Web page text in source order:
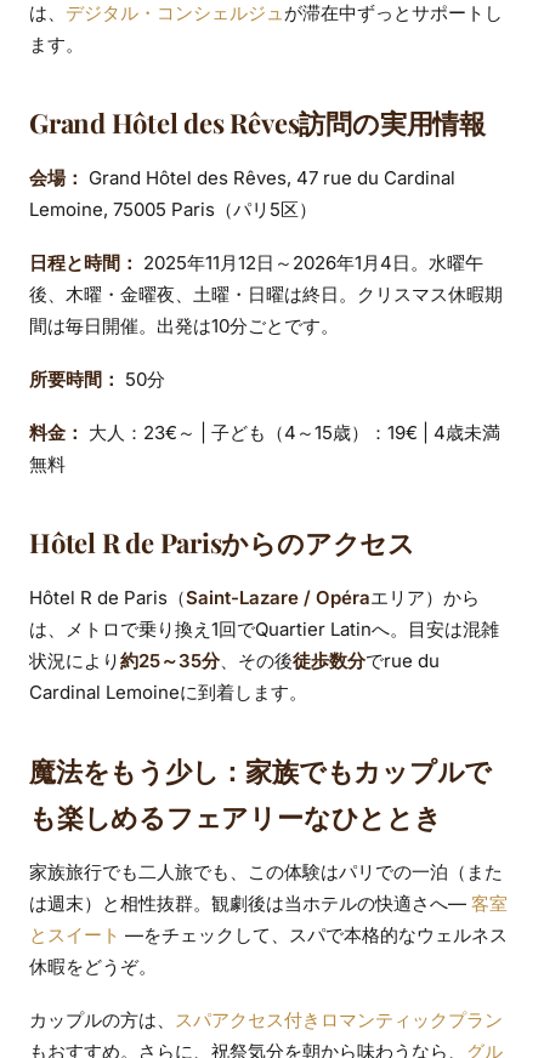
は、 デジタル・コンシェルジュが滞在中ずっとサポートし
ます。
Grand Hôtel des Rêves訪問の実用情報
会場： Grand Hôtel des Rêves, 47 rue du Cardinal
Lemoine, 75005 Paris（パリ5区）
日程と時間： 2025年11月12日～2026年1月4日。水曜午
後、木曜・金曜夜、土曜・日曜は終日。クリスマス休暇期
間は毎日開催。出発は10分ごとです。
所要時間： 50分
料金： 大人：23€～ | 子ども（4～15歳）：19€ | 4歳未満
無料
Hôtel R de Parisからのアクセス
Hôtel R de Paris（Saint-Lazare / Opéraエリア）から
は、メトロで乗り換え1回でQuartier Latinへ。目安は混雑
状況により約25～35分、その後徒歩数分でrue du
Cardinal Lemoineに到着します。
魔法をもう少し：家族でもカップルで
も楽しめるフェアリーなひととき
家族旅行でも二人旅でも、この体験はパリでの一泊（また
は週末）と相性抜群。観劇後は当ホテルの快適さへ— 客室
とスイート —をチェックして、スパで本格的なウェルネス
休暇をどうぞ。
カップルの方は、 スパアクセス付きロマンティックプラン
もおすすめ。さらに、祝祭気分を朝から味わうなら、 グル